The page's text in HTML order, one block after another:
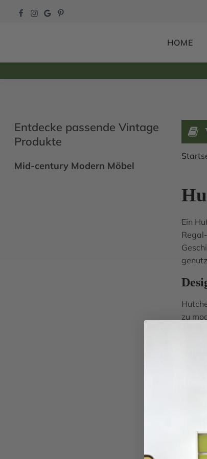
HOME
Entdecke passende Vintage
Produkte
Mid-century Modern Möbel
Ein
zu
Der
Die